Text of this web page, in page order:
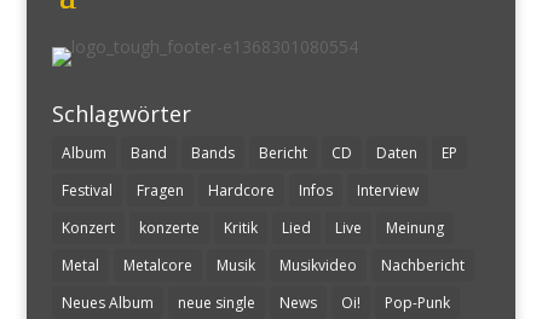
Schlagwörter
Album Band Bands Bericht CD Daten
EP
Festival
Fragen Hardcore Infos
Interview
Konzert
konzerte Kritik Lied Live
Meinung
Metal
Metalcore Musik Musikvideo
Nachbericht
Neues Album
neue single News Oi! Pop-Punk